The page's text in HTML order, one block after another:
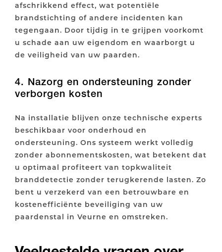
afschrikkend effect, wat potentiële
brandstichting of andere incidenten kan
tegengaan. Door tijdig in te grijpen voorkomt
u schade aan uw eigendom en waarborgt u
de veiligheid van uw paarden.
4. Nazorg en ondersteuning zonder
verborgen kosten
Na installatie blijven onze technische experts
beschikbaar voor onderhoud en
ondersteuning. Ons systeem werkt volledig
zonder abonnementskosten, wat betekent dat
u optimaal profiteert van topkwaliteit
branddetectie zonder terugkerende lasten. Zo
bent u verzekerd van een betrouwbare en
kostenefficiënte beveiliging van uw
paardenstal in Veurne en omstreken.